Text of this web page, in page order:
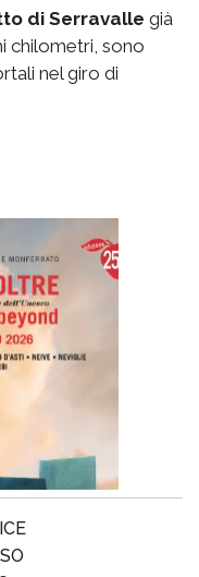
di Serravalle già
chilometri, sono
nel giro di